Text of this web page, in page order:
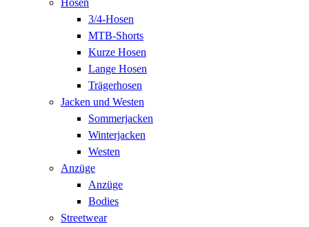
3/4-Hosen
MTB-Shorts
Kurze Hosen
Lange Hosen
Trägerhosen
Jacken und Westen
Sommerjacken
Winterjacken
Westen
Anzüge
Anzüge
Bodies
Streetwear